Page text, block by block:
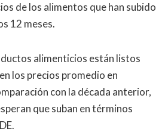
de los alimentos que han subido
12 meses.
alimenticios están listos
los precios promedio en
con la década anterior,
que suban en términos